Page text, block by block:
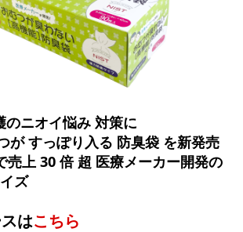
のニオイ悩み 対策に
が すっぽり入る 防臭袋 を新発売
売上 30 倍 超 医療メーカー開発の
ズ
はこちら